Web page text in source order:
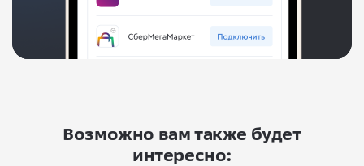
Возможно вам также будет
интересно: